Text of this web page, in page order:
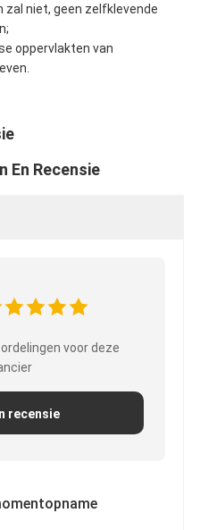
zal niet, geen zelfklevende
oppervlakten van
En Recensie
voor deze
recensie